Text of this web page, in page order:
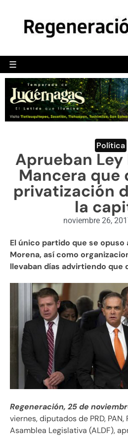
☰
POLÍTICA
OPINIÓN
ENGLISH
VIDEOS
Política
Aprueban
Mancera que
privatización
la
noviembre 26,
El único partido que se opuso
Morena, así como
llevaban días advirtiendo que
Regeneración, 25 de
viernes, diputados de PRD, PAN,
Asamblea Legislativa (ALDF),